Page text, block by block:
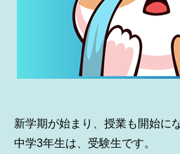
新学期が始まり、授業も開始に
中学3年生は、受験生です。